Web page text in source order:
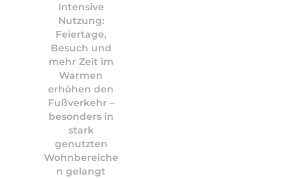
Intensive
Nutzung:
Feiertage,
Besuch und
mehr Zeit im
Warmen
erhöhen den
Fußverkehr –
besonders in
stark
genutzten
Wohnbereiche
n gelangt